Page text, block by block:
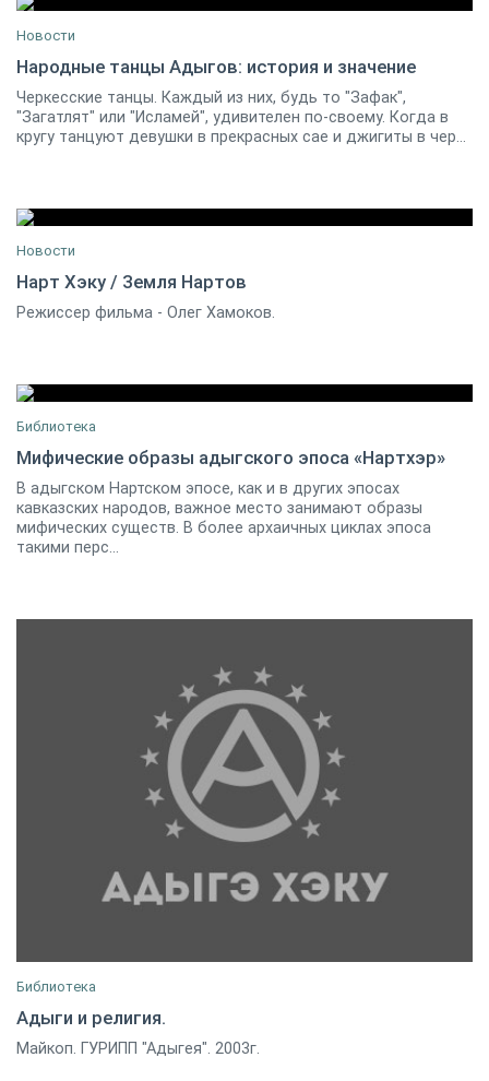
07 января 2019
Новости
Народные танцы Адыгов: история и значение
Черкесские танцы. Каждый из них, будь то "Зафак",
"Загатлят" или "Исламей", удивителен по-своему. Когда в
кругу танцуют девушки в прекрасных сае и джигиты в чер...
25 марта 2015
Новости
Нарт Хэку / Земля Нартов
Режиссер фильма - Олег Хамоков.
А.С.Куёк
Библиотека
Мифические образы адыгского эпоса «Нартхэр»
В адыгском Нартском эпосе, как и в других эпосах
кавказских народов, важное место занимают образы
мифических существ. В более архаичных циклах эпоса
такими перс...
Хатко Фатхи
Библиотека
Адыги и религия.
Майкоп. ГУРИПП "Адыгея". 2003г.